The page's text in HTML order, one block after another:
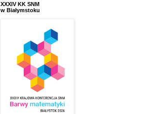
XXXIV KK SNM
w Białymstoku